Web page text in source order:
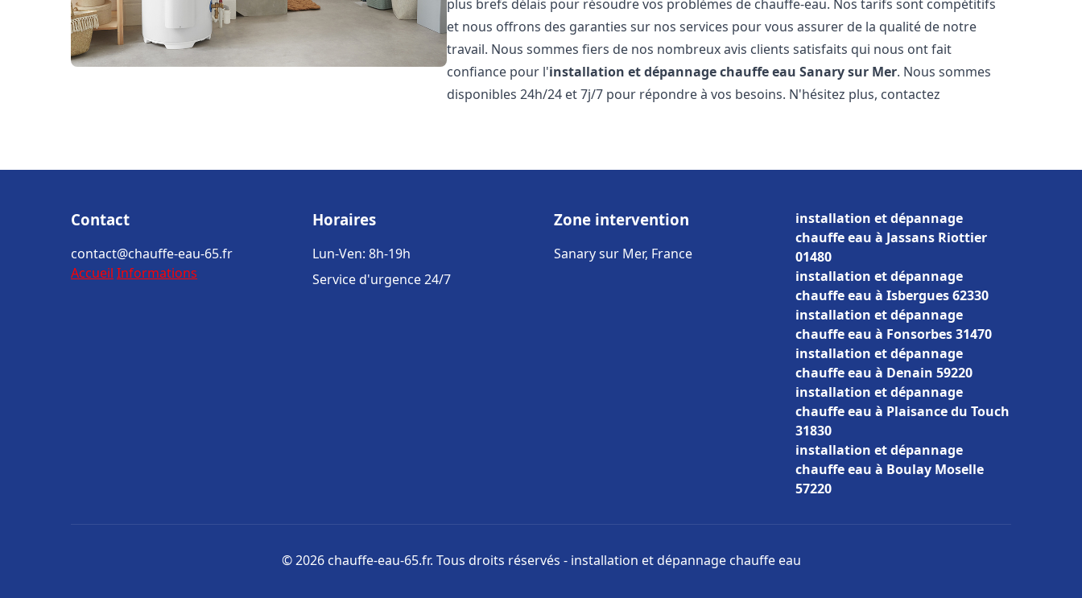
plus brefs délais pour résoudre vos problèmes de chauffe-eau. Nos tarifs sont compétitifs
et nous offrons des garanties sur nos services pour vous assurer de la qualité de notre
travail. Nous sommes fiers de nos nombreux avis clients satisfaits qui nous ont fait
confiance pour l'installation et dépannage chauffe eau Sanary sur Mer. Nous sommes
disponibles 24h/24 et 7j/7 pour répondre à vos besoins. N'hésitez plus, contactez
Contact
contact@chauffe-eau-65.fr
Accueil Informations
Horaires
Lun-Ven: 8h-19h
Service d'urgence 24/7
Zone intervention
Sanary sur Mer, France
installation et dépannage
chauffe eau à Jassans Riottier
01480
installation et dépannage
chauffe eau à Isbergues 62330
installation et dépannage
chauffe eau à Fonsorbes 31470
installation et dépannage
chauffe eau à Denain 59220
installation et dépannage
chauffe eau à Plaisance du Touch
31830
installation et dépannage
chauffe eau à Boulay Moselle
57220
© 2026 chauffe-eau-65.fr. Tous droits réservés - installation et dépannage chauffe eau